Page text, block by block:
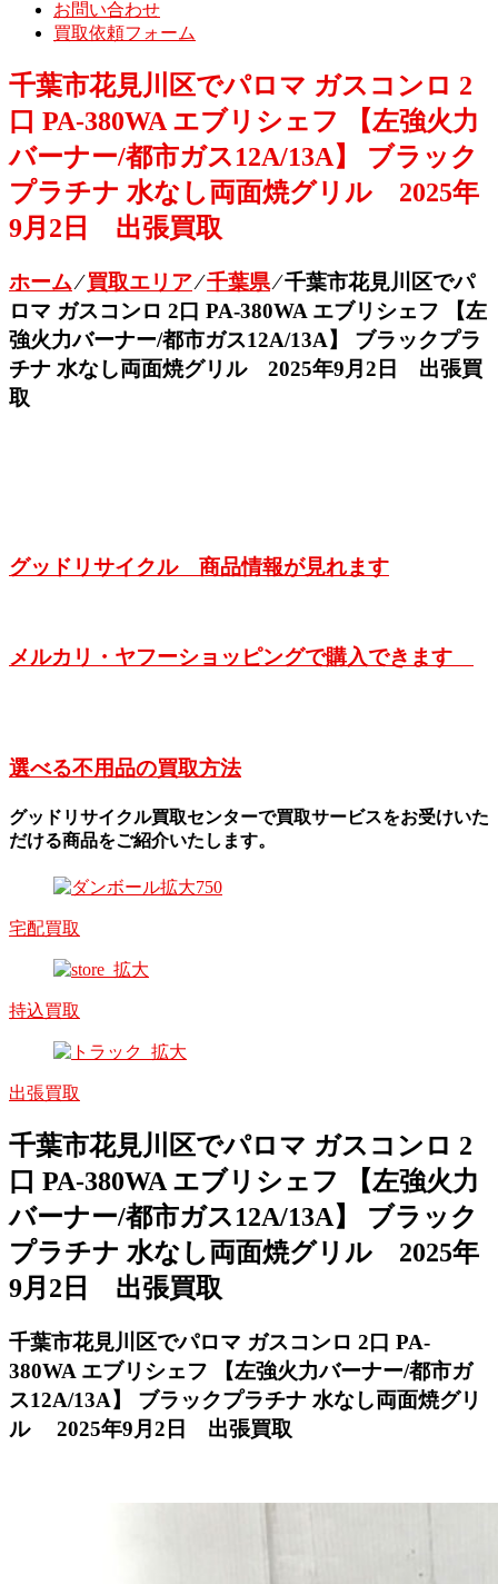
お問い合わせ
買取依頼フォーム
千葉市花見川区でパロマ ガスコンロ 2
口 PA-380WA エブリシェフ 【左強火力
バーナー/都市ガス12A/13A】 ブラック
プラチナ 水なし両面焼グリル 2025年
9月2日 出張買取
ホーム⁄買取エリア⁄千葉県⁄千葉市花見川区でパ
ロマ ガスコンロ 2口 PA-380WA エブリシェフ 【左
強火力バーナー/都市ガス12A/13A】 ブラックプラ
チナ 水なし両面焼グリル 2025年9月2日 出張買
取
グッドリサイクル 商品情報が見れます
メルカリ・ヤフーショッピングで購入できます
選べる不用品の買取方法
グッドリサイクル買取センターで買取サービスをお受けいた
だける商品をご紹介いたします。
宅配買取
持込買取
出張買取
千葉市花見川区でパロマ ガスコンロ 2
口 PA-380WA エブリシェフ 【左強火力
バーナー/都市ガス12A/13A】 ブラック
プラチナ 水なし両面焼グリル 2025年
9月2日 出張買取
千葉市花見川区でパロマ ガスコンロ 2口 PA-
380WA エブリシェフ 【左強火力バーナー/都市ガ
ス12A/13A】 ブラックプラチナ 水なし両面焼グリ
ル 2025年9月2日 出張買取